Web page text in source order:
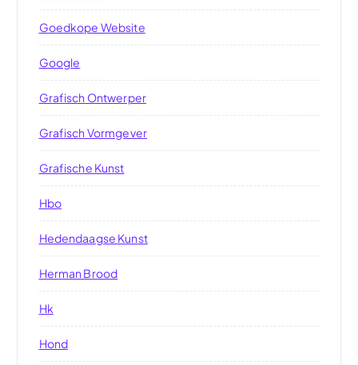
Goedkope Website
Google
Grafisch Ontwerper
Grafisch Vormgever
Grafische Kunst
Hbo
Hedendaagse Kunst
Herman Brood
Hk
Hond